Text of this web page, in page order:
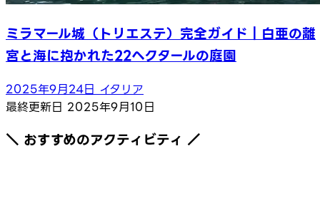
ミラマール城（トリエステ）完全ガイド｜白亜の離
宮と海に抱かれた22ヘクタールの庭園
2025年9月24日 イタリア
最終更新日 2025年9月10日
＼ おすすめのアクティビティ ／